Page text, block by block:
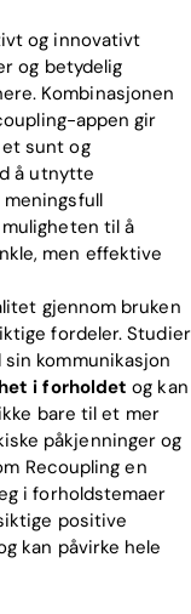
og innovativt
og betydelig
Kombinasjonen
appen gir
sunt og
å utnytte
til å
men effektive
gjennom bruken
fordeler. Studier
kommunikasjon
i forholdet og kan
bare til et mer
påkjenninger og
Recoupling en
i forholdstemaer
positive
kan påvirke hele